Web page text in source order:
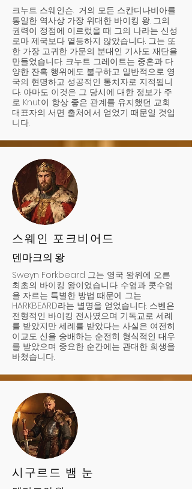
크누트 스웨인슨. 거의 모든 스칸디나비아를
통일한 역사상 가장 위대한 바이킹 왕. 그의
권력이 정점에 이르렀을 때 그의 나라는 신성
로마 제국보다 열등하지 않았습니다. 그는 또
한 가장 고귀한 가문의 분대인 기사도 재단을
만들었습니다. 크누트 그레이트는 중혼과 다
양한 잔혹 행위에도 불구하고 일반적으로 영
국의 현명하고 성공적인 통치자로 지적됩니
다. 아마도 이것은 그 당시에 대한 정보가 주
로 Knut이 항상 좋은 관계를 유지했던 교회
대표자의 서면 출처에서 얻었기 때문일 것입
니다.
스웨인 포크비어드
덴마크의 왕
Sweyn Forkbeard 그는 영국 왕위에 오른
최초의 바이킹 왕이었습니다. 수염과 콧수염
을 자르는 특별한 방법 때문에 그는
HARKBEARD라는 별명을 얻었습니다. 스벤은
전형적인 바이킹 전사였으며 기독교로 세례
를 받았지만 세례를 받았다는 사실은 여전히
이교도 신을 숭배하는 순전히 형식적인 대우
를 받았으며 중요한 순간에는 관대한 희생을
바쳤습니다.
시구르드 뱀 눈